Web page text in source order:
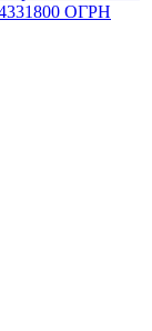
ОГРН